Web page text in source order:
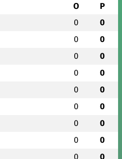
O P
0 0
0 0
0 0
0 0
0 0
0 0
0 0
0 0
0 0